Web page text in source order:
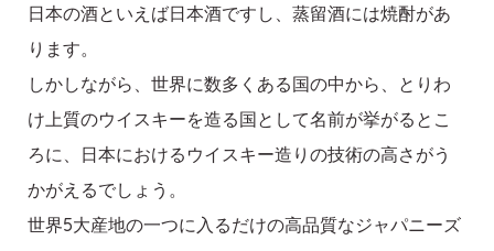
日本の酒といえば日本酒ですし、蒸留酒には焼酎があ
ります。
しかしながら、世界に数多くある国の中から、とりわ
け上質のウイスキーを造る国として名前が挙がるとこ
ろに、日本におけるウイスキー造りの技術の高さがう
かがえるでしょう。
世界5大産地の一つに入るだけの高品質なジャパニーズ